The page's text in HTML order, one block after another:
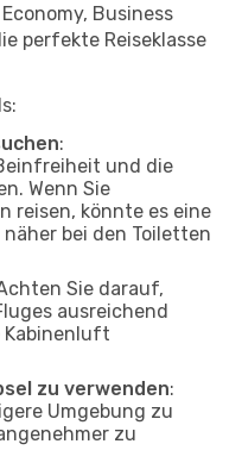
Business
perfekte Reiseklasse
:
und die
Wenn Sie
reisen, könnte es eine
bei den Toiletten
Sie darauf,
ausreichend
Kabinenluft
zu verwenden:
Umgebung zu
zu